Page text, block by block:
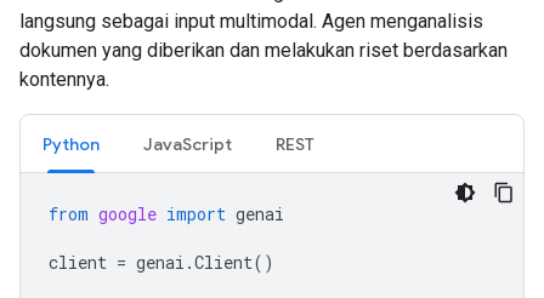
langsung sebagai input multimodal. Agen menganalisis
dokumen yang diberikan dan melakukan riset berdasarkan
kontennya.
Python JavaScript REST
from google import genai
client = genai .Client()